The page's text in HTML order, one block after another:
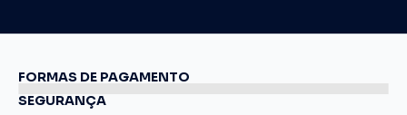
FORMAS DE PAGAMENTO
SEGURANÇA